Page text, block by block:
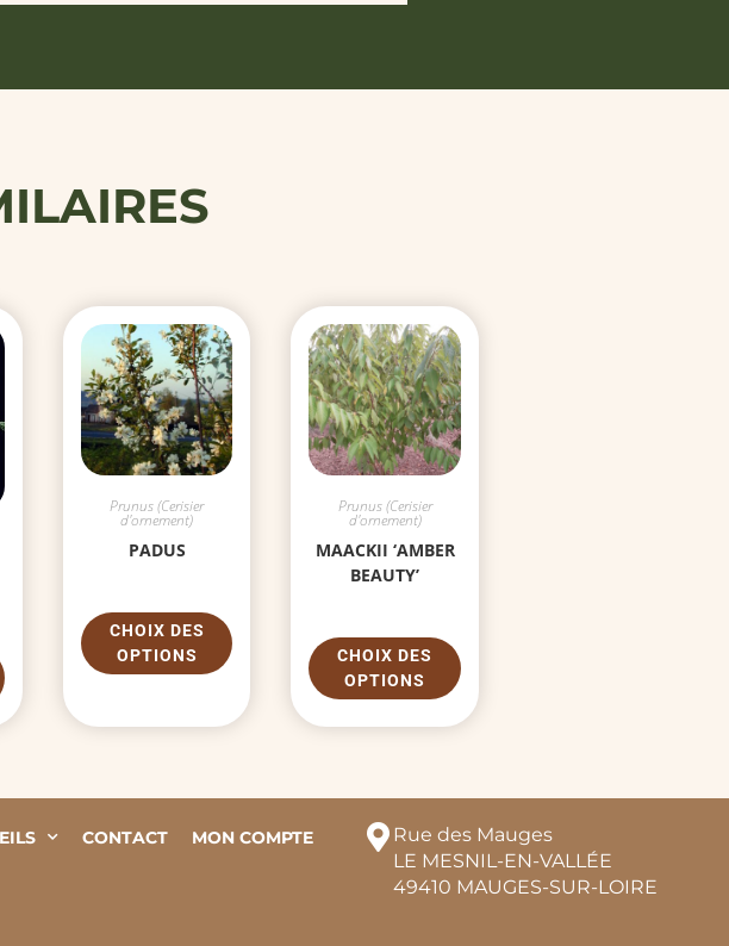
Prunus (Cerisier
d'ornement)
PADUS
CHOIX DES
OPTIONS
Prunus (Cerisier
d'ornement)
MAACKII ‘AMBER
BEAUTY’
CHOIX DES
OPTIONS
CONTACT MON COMPTE
Rue des Mauges
LE MESNIL-EN-VALLÉE
49410 MAUGES-SUR-LOIRE